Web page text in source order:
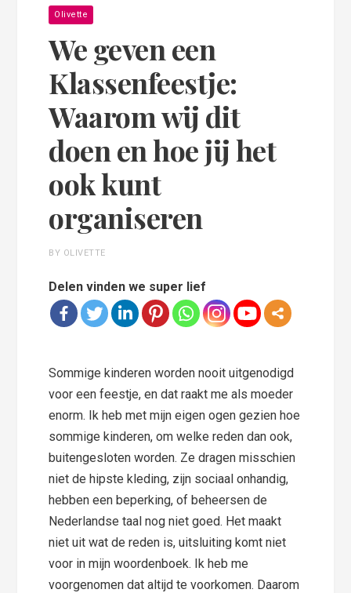
Olivette
We geven een
Klassenfeestje:
Waarom wij dit
doen en hoe jij het
ook kunt
organiseren
BY OLIVETTE
Delen vinden we super lief
Sommige kinderen worden nooit uitgenodigd
voor een feestje, en dat raakt me als moeder
enorm. Ik heb met mijn eigen ogen gezien hoe
sommige kinderen, om welke reden dan ook,
buitengesloten worden. Ze dragen misschien
niet de hipste kleding, zijn sociaal onhandig,
hebben een beperking, of beheersen de
Nederlandse taal nog niet goed. Het maakt
niet uit wat de reden is, uitsluiting komt niet
voor in mijn woordenboek. Ik heb me
voorgenomen dat altijd te voorkomen. Daarom